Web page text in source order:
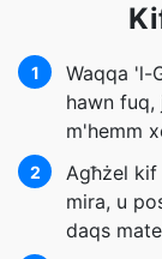
1
Waqqa 'l-
hawn
m'hemm
2
Agħżel
mira, u
daqs